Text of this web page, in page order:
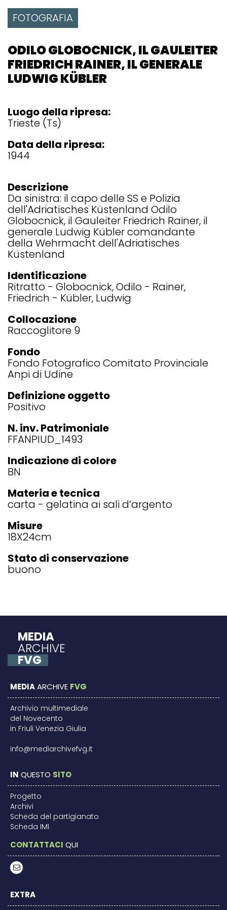
FOTOGRAFIA
ODILO GLOBOCNICK, IL GAULEITER
FRIEDRICH RAINER, IL GENERALE
LUDWIG KÜBLER
Luogo della ripresa:
Trieste (Ts)
Data della ripresa:
1944
Descrizione
Da sinistra: il capo delle SS e Polizia
dell'Adriatisches Küstenland Odilo
Globocnick, il Gauleiter Friedrich Rainer, il
generale Ludwig Kübler comandante
della Wehrmacht dell'Adriatisches
Küstenland
Identificazione
Ritratto - Globocnick, Odilo - Rainer,
Friedrich - Kübler, Ludwig
Collocazione
Raccoglitore 9
Fondo
Fondo Fotografico Comitato Provinciale
Anpi di Udine
Definizione oggetto
Positivo
N. inv. Patrimoniale
FFANPIUD_1493
Indicazione di colore
BN
Materia e tecnica
carta - gelatina ai sali d’argento
Misure
18X24cm
Stato di conservazione
buono
MEDIA
ARCHIVE
FVG
MEDIAARCHIVE FVG
Archivio multimediale
del Novecento
in Friuli Venezia Giulia
info@mediarchivefvg.it
IN QUESTO SITO
Progetto
Archivi
Scheda del partigianato
Scheda IMI
CONTATTACI QUI
EXTRA